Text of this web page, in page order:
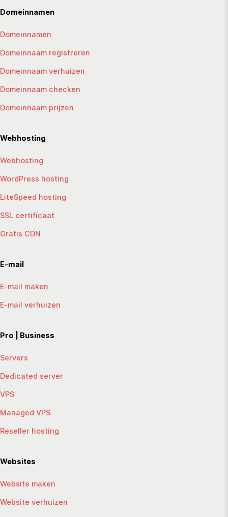
Domeinnamen
Domeinnamen
Domeinnaam registreren
Domeinnaam verhuizen
Domeinnaam checken
Domeinnaam prijzen
Webhosting
Webhosting
WordPress hosting
LiteSpeed hosting
SSL certificaat
Gratis CDN
E-mail
E-mail maken
E-mail verhuizen
Pro | Business
Servers
Dedicated server
VPS
Managed VPS
Reseller hosting
Websites
Website maken
Website verhuizen